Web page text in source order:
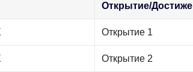
Открытие/
Открытие 1
Открытие 2